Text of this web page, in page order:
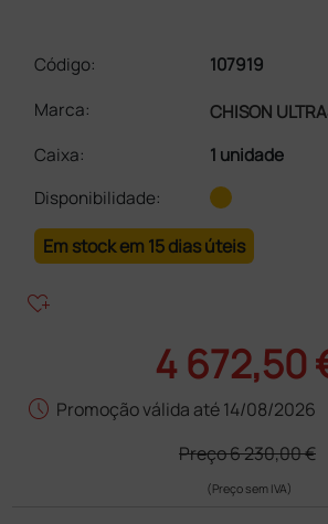
Código:
107919
Marca:
CHISON
Caixa:
1 unidade
Disponibilidade:
Em stock em 15 dias úteis
heart_plus
4 672,50
schedule Promoção válida até 14/08/2026
Preço6 230,00 €
(Preço sem IVA)